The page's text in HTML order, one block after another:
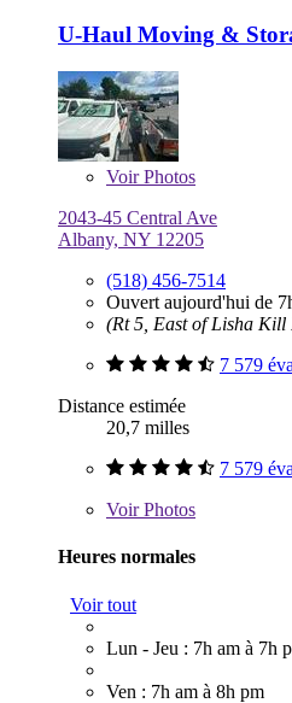
U-Haul Moving &
VoirPhotos
2043-45 Central Ave
Albany, NY 12205
(518) 456-7514
Ouvert aujourd'hui de
(Rt 5, East of Lisha Kill
7 579
Distance estimée
20,7 milles
7 579
VoirPhotos
Heures normales
Voir tout
Lun - Jeu : 7h am à 7h
Ven : 7h am à 8h pm